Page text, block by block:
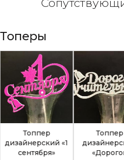
Топеры
Топпер
дизайнерский «1
сентября»
Топпер